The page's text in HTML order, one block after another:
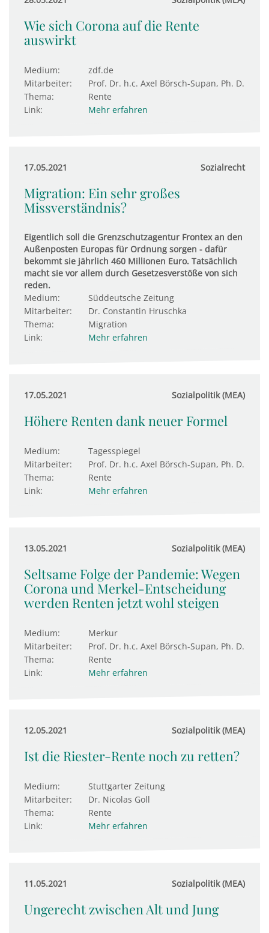
Wie sich Corona auf die Rente
auswirkt
Medium:
zdf.de
Mitarbeiter:
Prof. Dr. h.c. Axel Börsch-Supan, Ph. D.
Thema:
Rente
Link:
Mehr erfahren
17.05.2021 Sozialrecht
Migration: Ein sehr großes
Missverständnis?
Eigentlich soll die Grenzschutzagentur Frontex an den
Außenposten Europas für Ordnung sorgen - dafür
bekommt sie jährlich 460 Millionen Euro. Tatsächlich
macht sie vor allem durch Gesetzesverstöße von sich
reden.
Medium:
Süddeutsche Zeitung
Mitarbeiter:
Dr. Constantin Hruschka
Thema:
Migration
Link:
Mehr erfahren
17.05.2021 Sozialpolitik (MEA)
Höhere Renten dank neuer Formel
Medium:
Tagesspiegel
Mitarbeiter:
Prof. Dr. h.c. Axel Börsch-Supan, Ph. D.
Thema:
Rente
Link:
Mehr erfahren
13.05.2021 Sozialpolitik (MEA)
Seltsame Folge der Pandemie: Wegen
Corona und Merkel-Entscheidung
werden Renten jetzt wohl steigen
Medium:
Merkur
Mitarbeiter:
Prof. Dr. h.c. Axel Börsch-Supan, Ph. D.
Thema:
Rente
Link:
Mehr erfahren
12.05.2021 Sozialpolitik (MEA)
Ist die Riester-Rente noch zu retten?
Medium:
Stuttgarter Zeitung
Mitarbeiter:
Dr. Nicolas Goll
Thema:
Rente
Link:
Mehr erfahren
11.05.2021 Sozialpolitik (MEA)
Ungerecht zwischen Alt und Jung